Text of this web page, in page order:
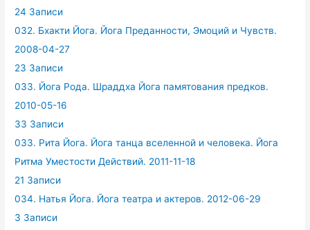
24 Записи
032. Бхакти Йога. Йога Преданности, Эмоций и Чувств.
2008-04-27
23 Записи
033. Йога Рода. Шраддха Йога памятования предков.
2010-05-16
33 Записи
033. Рита Йога. Йога танца вселенной и человека. Йога
Ритма Уместости Действий. 2011-11-18
21 Записи
034. Натья Йога. Йога театра и актеров. 2012-06-29
3 Записи